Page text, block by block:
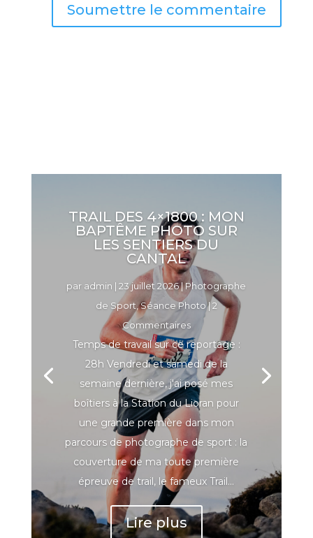
Soumettre le commentaire
TRAIL DES 4×1800 : MON
BAPTÊME PHOTO SUR
LES SENTIERS DU
CANTAL
par admin |23 juillet 2026|Photographe
de Sport ,Séance Photo| 2
Commentaires
Temps de travail sur ce reportage :
28h Vendredi et samedi de la
semaine dernière, j'ai posé mes
boîtiers à la Station du Lioran pour
une grande première dans mon
parcours de photographe de sport : la
couverture de ma toute première
épreuve de trail, le fameux Trail...
Lire plus